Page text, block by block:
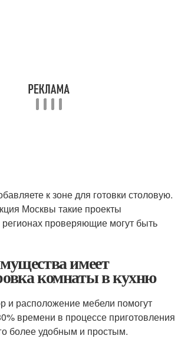
к зоне для готовки столовую.
Москвы такие проекты
проверяющие могут быть
имеет
комнаты в кухню
и расположение мебели помогут
времени в процессе приготовления
более удобным и простым.